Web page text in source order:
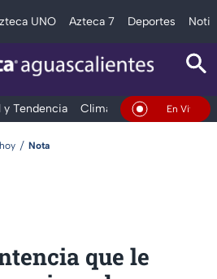
UNO Azteca 7 Deportes
y Tendencia Clima DeportesEn Vivo
Nota
que le